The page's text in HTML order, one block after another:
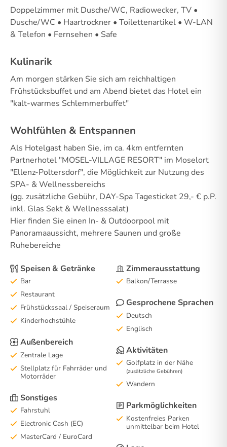
Doppelzimmer mit Dusche/WC, Radiowecker, TV •
Dusche/WC • Haartrockner • Toilettenartikel • W-LAN
& Telefon • Fernsehen • Safe
Kulinarik
Am morgen stärken Sie sich am reichhaltigen
Frühstücksbuffet und am Abend bietet das Hotel ein
"kalt-warmes Schlemmerbuffet"
Wohlfühlen & Entspannen
Als Hotelgast haben Sie, im ca. 4km entfernten
Partnerhotel "MOSEL-VILLAGE RESORT" im Moselort
"Ellenz-Poltersdorf", die Möglichkeit zur Nutzung des
SPA- & Wellnessbereichs
(gg. zusätzliche Gebühr, DAY-Spa Tagesticket 29,- € p.P.
inkl. Glas Sekt & Wellnesssalat)
Hier finden Sie einen In- & Outdoorpool mit
Panoramaaussicht, mehrere Saunen und große
Ruhebereiche
Speisen & Getränke
Bar
Restaurant
Frühstückssaal / Speiseraum
Kinderhochstühle
Außenbereich
Zentrale Lage
Stellplatz für Fahrräder und
Motorräder
Sonstiges
Fahrstuhl
Electronic Cash (EC)
MasterCard / EuroCard
Zimmerausstattung
Balkon/Terrasse
Gesprochene Sprachen
Deutsch
Englisch
Aktivitäten
Golfplatz in der Nähe
(zusätzliche Gebühren)
Wandern
Parkmöglichkeiten
Kostenfreies Parken
unmittelbar beim Hotel